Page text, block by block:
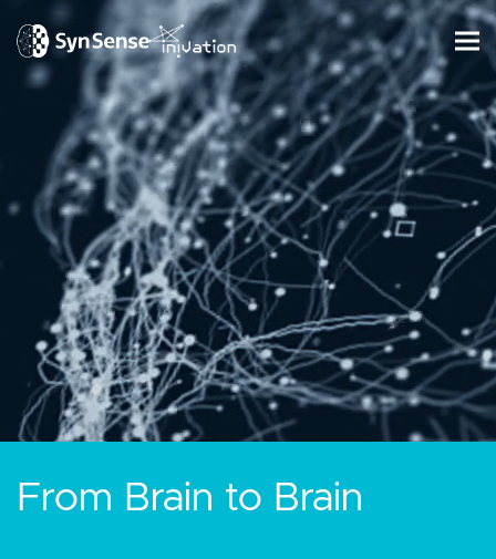
人与万物互联